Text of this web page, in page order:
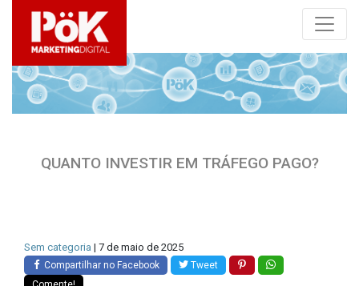
QUANTO INVESTIR EM TRÁFEGO PAGO?
Sem categoria | 7 de maio de 2025
Compartilhar no Facebook
Tweet